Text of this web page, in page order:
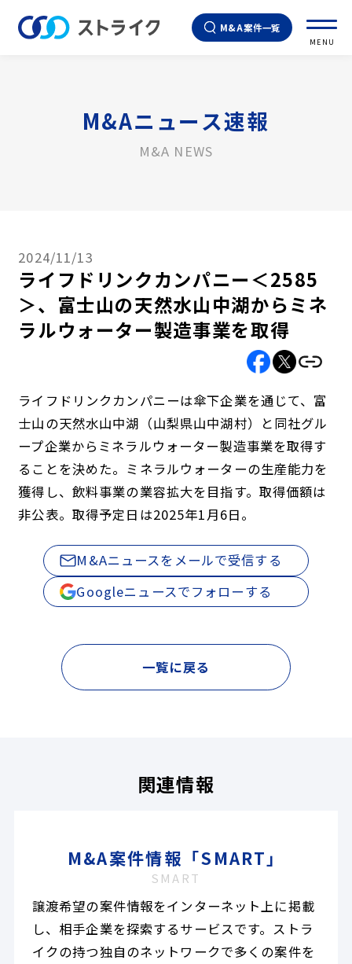
M&A案件一覧
MENU
M&Aニュース速報
M&A NEWS
2024/11/13
ライフドリンクカンパニー＜2585
＞、富士山の天然水山中湖からミネ
ラルウォーター製造事業を取得
ライフドリンクカンパニーは傘下企業を通じて、富
士山の天然水山中湖（山梨県山中湖村）と同社グル
ープ企業からミネラルウォーター製造事業を取得す
ることを決めた。ミネラルウォーターの生産能力を
獲得し、飲料事業の業容拡大を目指す。取得価額は
非公表。取得予定日は2025年1月6日。
M&Aニュースをメールで受信する
Googleニュースでフォローする
一覧に戻る
関連情報
M&A案件情報「SMART」
SMART
譲渡希望の案件情報をインターネット上に掲載
し、相手企業を探索するサービスです。ストラ
イクの持つ独自のネットワークで多くの案件を